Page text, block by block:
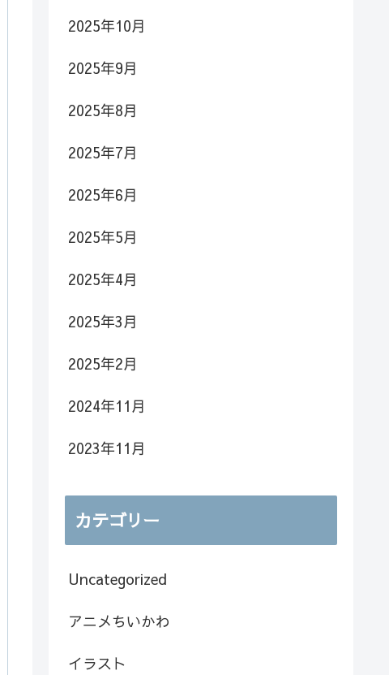
2025年10月
2025年9月
2025年8月
2025年7月
2025年6月
2025年5月
2025年4月
2025年3月
2025年2月
2024年11月
2023年11月
カテゴリー
Uncategorized
アニメちいかわ
イラスト